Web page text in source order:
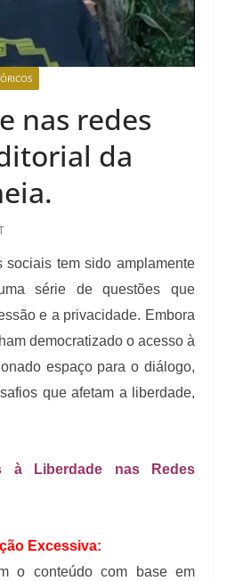
nas redes
da
sociais tem sido amplamente
série de questões que
e a privacidade. Embora
democratizado o acesso à
espaço para o diálogo,
que afetam a liberdade,
à Liberdade nas Redes
Excessiva:
o conteúdo com base em